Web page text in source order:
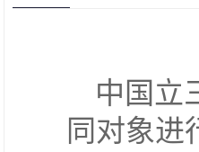
中国立
同对象